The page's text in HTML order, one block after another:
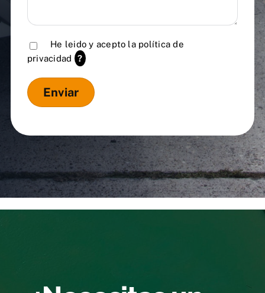
He leido y acepto la política de
privacidad
?